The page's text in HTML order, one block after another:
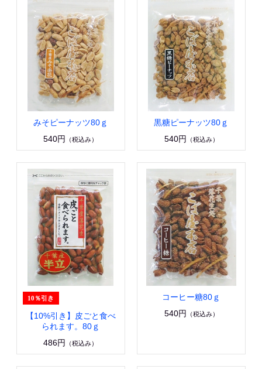
みそピーナッツ80ｇ
540円
（税込み）
黒糖ピーナッツ80ｇ
540円
（税込み）
【10%引き】皮ごと食べ
られます。80ｇ
486円
（税込み）
コーヒー糖80ｇ
540円
（税込み）